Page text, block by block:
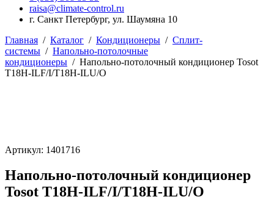
raisa@climate-control.ru
г. Санкт Петербург, ул. Шаумяна 10
Главная / Каталог / Кондиционеры / Сплит-
системы / Напольно-потолочные
кондиционеры / Напольно-потолочный кондиционер Tosot
T18H-ILF/I/T18H-ILU/O
Артикул: 1401716
Напольно-потолочный кондиционер
Tosot T18H-ILF/I/T18H-ILU/O